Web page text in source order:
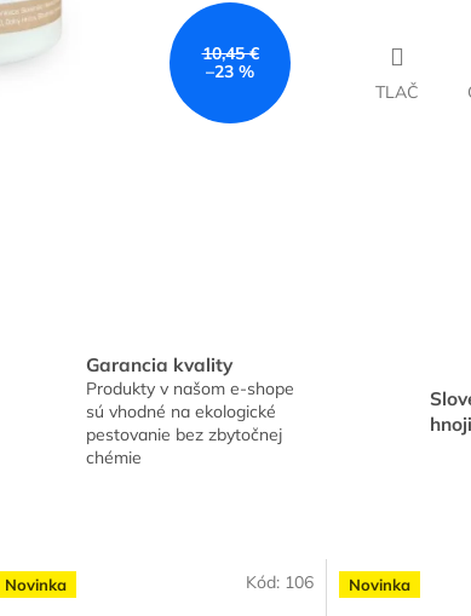
10,45 €
–23 %
TLAČ
Garancia kvality
Produkty v našom e-shope
sú vhodné na ekologické
pestovanie bez zbytočnej
chémie
Novinka Kód: 106 Novinka